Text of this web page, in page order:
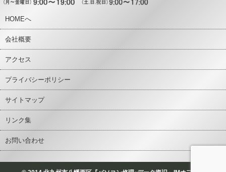
HOMEへ
会社概要
アクセス
プライバシーポリシー
サイトマップ
リンク集
お問い合わせ